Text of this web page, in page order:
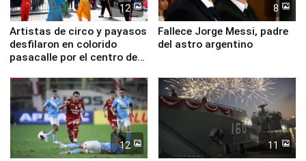
12
Artistas de circo y payasos
desfilaron en colorido
pasacalle por el centro de
8
Fallece Jorge Messi, padre
del astro argentino
12 11